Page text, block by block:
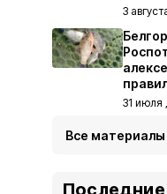
3
31 июля
Все материалы
Последние